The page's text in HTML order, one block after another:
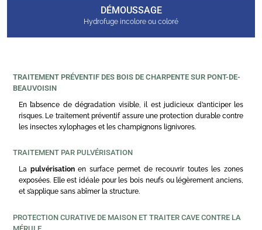
DÉMOUSSAGE
Hydrofuge incolore ou coloré
TRAITEMENT PRÉVENTIF DES BOIS DE CHARPENTE SUR PONT-DE-
BEAUVOISIN
En l’absence de dégradation visible, il est judicieux d’anticiper les
risques. Le traitement préventif assure une protection durable contre
les insectes xylophages et les champignons lignivores.
TRAITEMENT PAR PULVÉRISATION
La pulvérisationen surface permet de recouvrir toutes les zones
exposées. Elle est idéale pour les bois neufs ou légèrement anciens,
et s’applique sans abîmer la structure.
PROTECTION CURATIVE DE MAISON ET TRAITER CAVE CONTRE LA